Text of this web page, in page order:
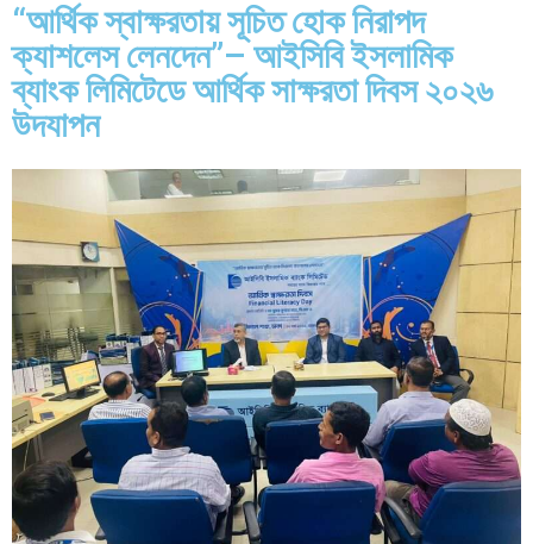
“আর্থিক স্বাক্ষরতায় সূচিত হোক নিরাপদ
ক্যাশলেস লেনদেন”– আইসিবি ইসলামিক
ব্যাংক লিমিটেডে আর্থিক সাক্ষরতা দিবস ২০২৬
উদযাপন